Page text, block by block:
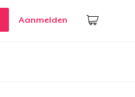
Aanmelden